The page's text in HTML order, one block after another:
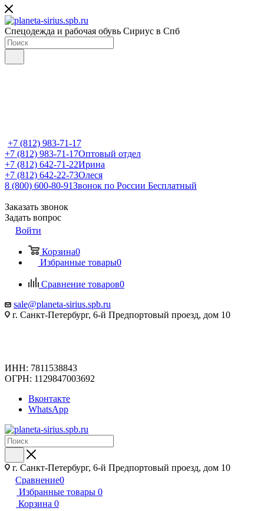
Спецодежда и рабочая обувь Сириус в Спб
+7 (812) 983-71-17
+7 (812) 983-71-17Оптовый отдел
+7 (812) 642-71-22Ирина
+7 (812) 642-22-73Олеся
8 (800) 600-80-91Звонок по России Бесплатный
Заказать звонок
Задать вопрос
Войти
Корзина0
Избранные товары0
Сравнение товаров0
sale@planeta-sirius.spb.ru
г. Санкт-Петербург, 6-й Предпортовый проезд, дом 10
ИНН: 7811538843
ОГРН: 1129847003692
Вконтакте
WhatsApp
г. Санкт-Петербург, 6-й Предпортовый проезд, дом 10
Сравнение0
Избранные товары 0
Корзина 0